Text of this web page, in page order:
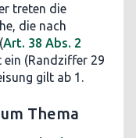
treten die
die nach
Art. 38 Abs. 2
ein (Randziffer 29
gilt ab 1.
Thema